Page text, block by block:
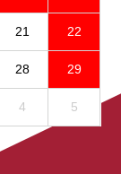
21 22
28 29
4 5